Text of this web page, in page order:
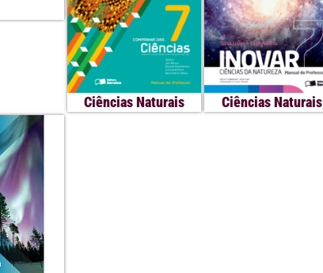
Ciências Naturais Ciências Naturais